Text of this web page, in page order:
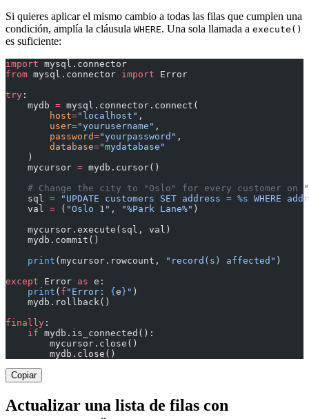
Si quieres aplicar el mismo cambio a todas las filas que cumplen una
condición, amplía la cláusula WHERE. Una sola llamada a execute()
es suficiente:
import mysql.connector
from mysql.connector import Error
try :
    mydb
= mysql.connector.connect(
        host
="localhost" ,
        user
="yourusername" ,
        password
="yourpassword" ,
        database
="mydatabase"
    )
    mycursor
= mydb.cursor()
# Change the city to "Oslo" for every customer on
    sql
= "UPDATE customers SET address = %s WHERE
    val
= ( "Oslo 1" , "%Park Lane%" )
    mycursor.execute(sql, val)
    mydb.commit()
    print
(mycursor.rowcount, "record(s) affected" )
except Error as e:
    print
( f "Error: { e } " )
    mydb.rollback()
finally :
    if
mydb.is_connected():
        mycursor.close()
        mydb.close()
Copiar
Actualizar una lista de filas con